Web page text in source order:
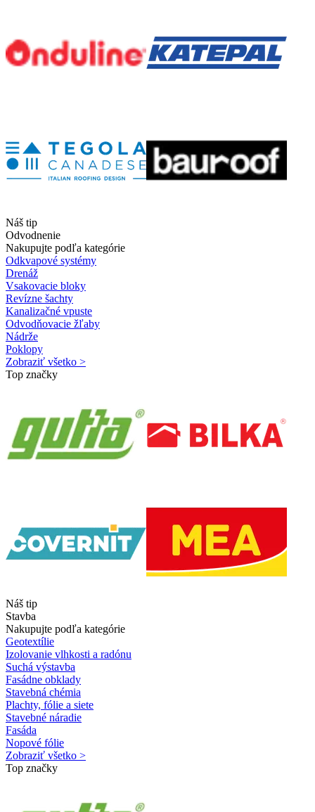
Náš tip
Odvodnenie
Nakupujte podľa kategórie
Odkvapové systémy
Drenáž
Vsakovacie bloky
Revízne šachty
Kanalizačné vpuste
Odvodňovacie žľaby
Nádrže
Poklopy
Zobraziť všetko >
Top značky
Náš tip
Stavba
Nakupujte podľa kategórie
Geotextílie
Izolovanie vlhkosti a radónu
Suchá výstavba
Fasádne obklady
Stavebná chémia
Plachty, fólie a siete
Stavebné náradie
Fasáda
Nopové fólie
Zobraziť všetko >
Top značky